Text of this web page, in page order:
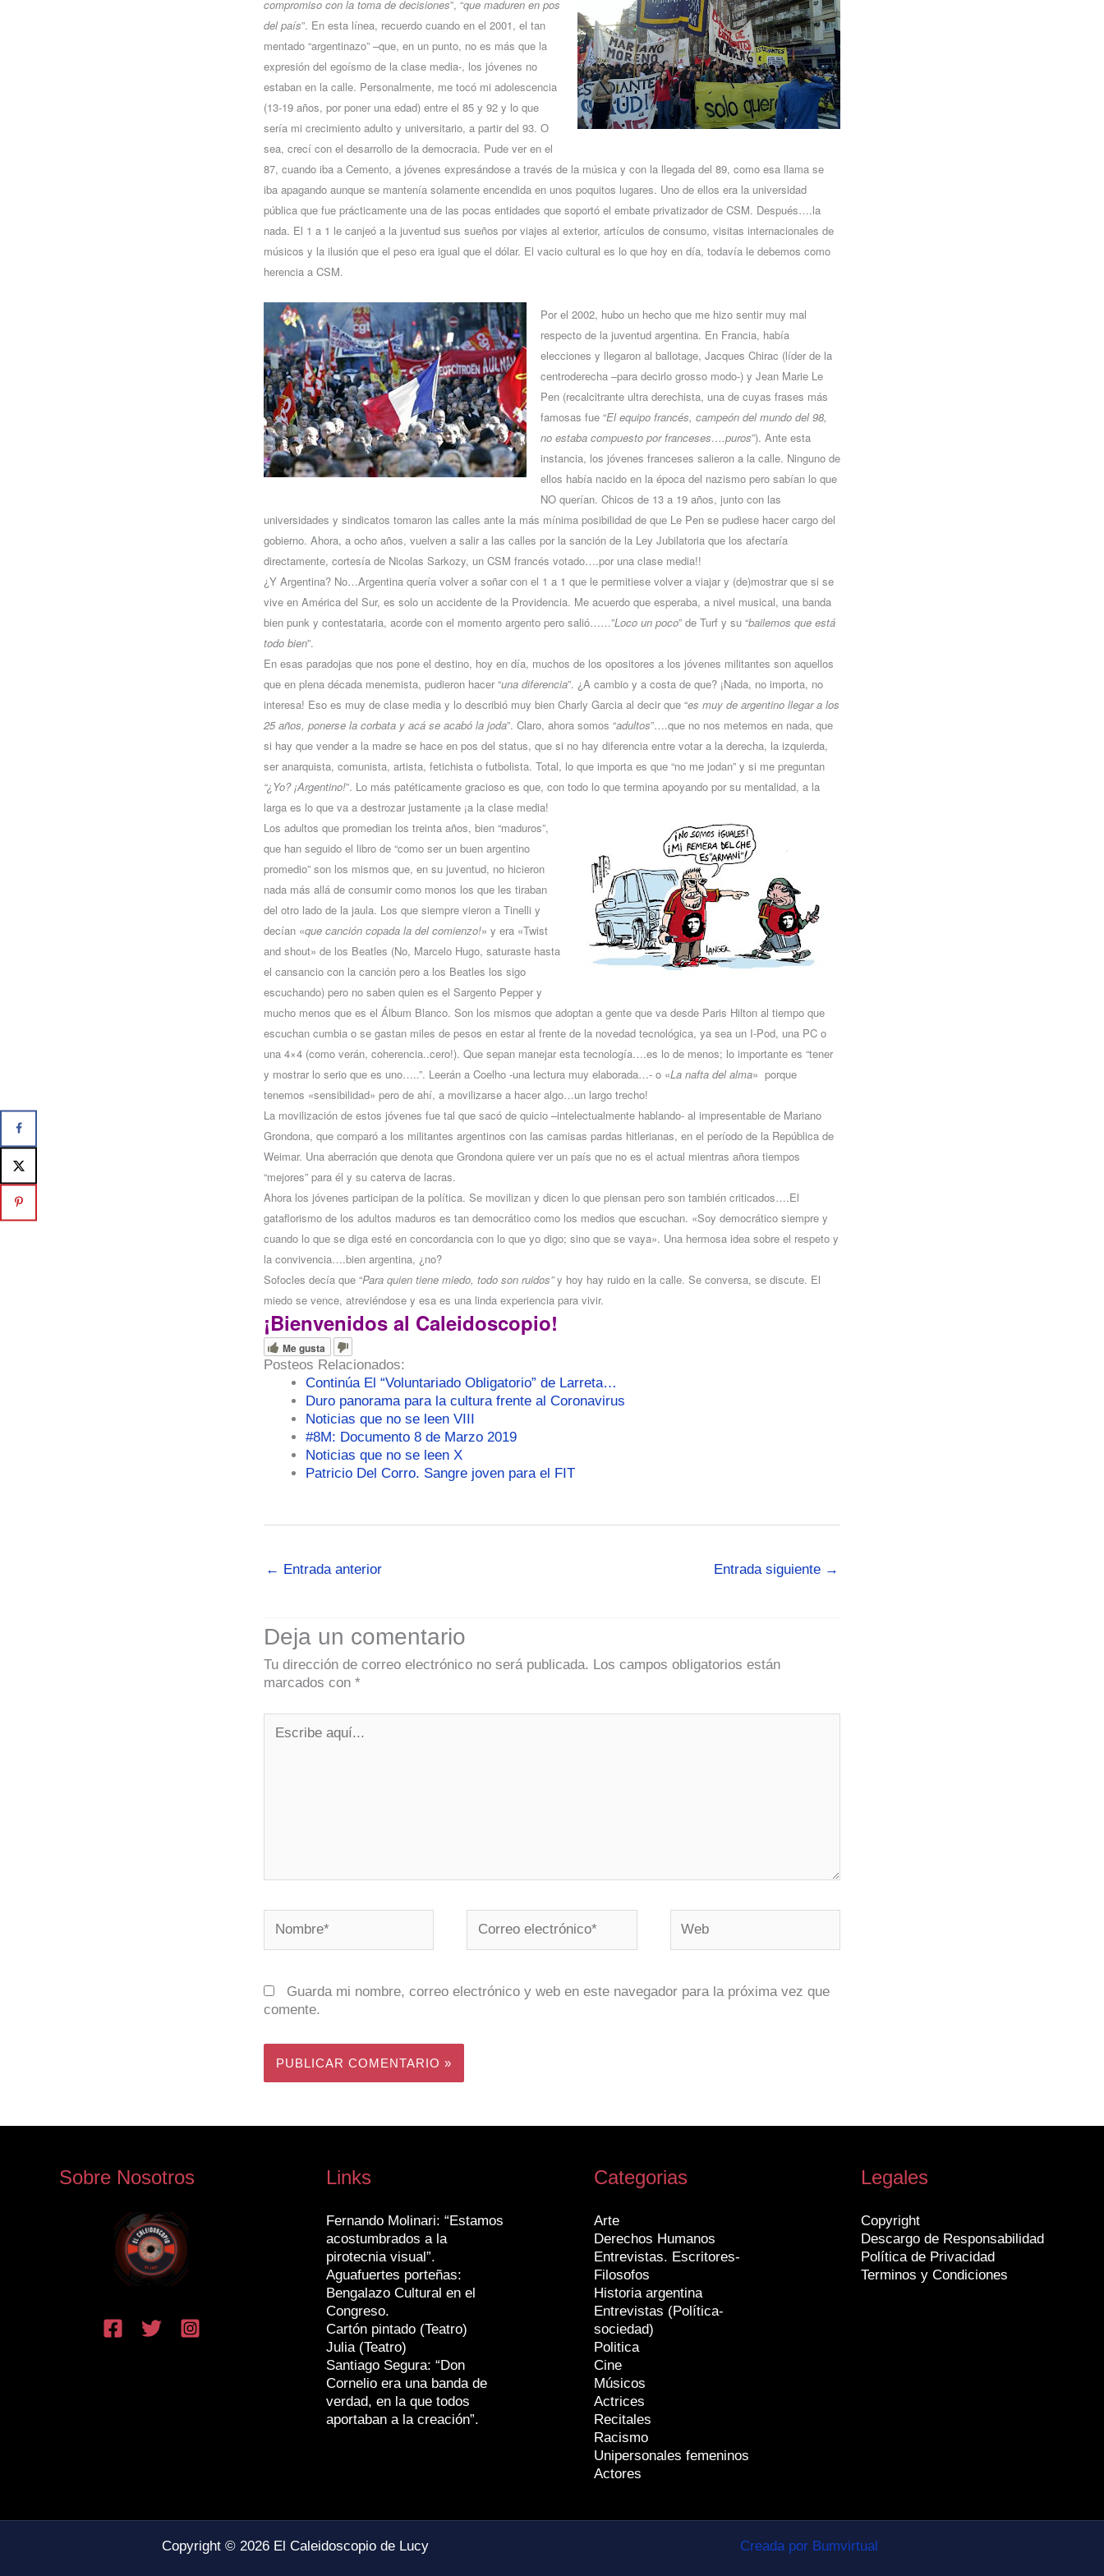
compromiso con la toma de decisiones”, “que maduren en pos
del país”. En esta línea, recuerdo cuando en el 2001, el tan
mentado “argentinazo” –que, en un punto, no es más que la
expresión del egoísmo de la clase media-, los jóvenes no
estaban en la calle. Personalmente, me tocó mi adolescencia
(13-19 años, por poner una edad) entre el 85 y 92 y lo que
sería mi crecimiento adulto y universitario, a partir del 93. O
sea, crecí con el desarrollo de la democracia. Pude ver en el
87, cuando iba a Cemento, a jóvenes expresándose a través de la música y con la llegada del 89, como esa llama se
iba apagando aunque se mantenía solamente encendida en unos poquitos lugares. Uno de ellos era la universidad
pública que fue prácticamente una de las pocas entidades que soportó el embate privatizador de CSM. Después….la
nada. El 1 a 1 le canjeó a la juventud sus sueños por viajes al exterior, artículos de consumo, visitas internacionales de
músicos y la ilusión que el peso era igual que el dólar. El vacio cultural es lo que hoy en día, todavía le debemos como
herencia a CSM.
Por el 2002, hubo un hecho que me hizo sentir muy mal
respecto de la juventud argentina. En Francia, había
elecciones y llegaron al ballotage, Jacques Chirac (líder de la
centroderecha –para decirlo grosso modo-) y Jean Marie Le
Pen (recalcitrante ultra derechista, una de cuyas frases más
famosas fue “El equipo francés, campeón del mundo del 98,
no estaba compuesto por franceses….puros”). Ante esta
instancia, los jóvenes franceses salieron a la calle. Ninguno de
ellos había nacido en la época del nazismo pero sabían lo que
NO querían. Chicos de 13 a 19 años, junto con las
universidades y sindicatos tomaron las calles ante la más mínima posibilidad de que Le Pen se pudiese hacer cargo del
gobierno. Ahora, a ocho años, vuelven a salir a las calles por la sanción de la Ley Jubilatoria que los afectaría
directamente, cortesía de Nicolas Sarkozy, un CSM francés votado….por una clase media!!
¿Y Argentina? No…Argentina quería volver a soñar con el 1 a 1 que le permitiese volver a viajar y (de)mostrar que si se
vive en América del Sur, es solo un accidente de la Providencia. Me acuerdo que esperaba, a nivel musical, una banda
bien punk y contestataria, acorde con el momento argento pero salió……”Loco un poco” de Turf y su “bailemos que está
todo bien”.
En esas paradojas que nos pone el destino, hoy en día, muchos de los opositores a los jóvenes militantes son aquellos
que en plena década menemista, pudieron hacer “una diferencia”. ¿A cambio y a costa de que? ¡Nada, no importa, no
interesa! Eso es muy de clase media y lo describió muy bien Charly Garcia al decir que “es muy de argentino llegar a los
25 años, ponerse la corbata y acá se acabó la joda”. Claro, ahora somos “adultos”….que no nos metemos en nada, que
si hay que vender a la madre se hace en pos del status, que si no hay diferencia entre votar a la derecha, la izquierda,
ser anarquista, comunista, artista, fetichista o futbolista. Total, lo que importa es que “no me jodan” y si me preguntan
“¿Yo? ¡Argentino!”. Lo más patéticamente gracioso es que, con todo lo que termina apoyando por su mentalidad, a la
larga es lo que va a destrozar justamente ¡a la clase media!
Los adultos que promedian los treinta años, bien “maduros”,
que han seguido el libro de “como ser un buen argentino
promedio” son los mismos que, en su juventud, no hicieron
nada más allá de consumir como monos los que les tiraban
del otro lado de la jaula. Los que siempre vieron a Tinelli y
decían «que canción copada la del comienzo!» y era «Twist
and shout» de los Beatles (No, Marcelo Hugo, saturaste hasta
el cansancio con la canción pero a los Beatles los sigo
escuchando) pero no saben quien es el Sargento Pepper y
mucho menos que es el Álbum Blanco. Son los mismos que adoptan a gente que va desde Paris Hilton al tiempo que
escuchan cumbia o se gastan miles de pesos en estar al frente de la novedad tecnológica, ya sea un I-Pod, una PC o
una 4×4 (como verán, coherencia..cero!). Que sepan manejar esta tecnología….es lo de menos; lo importante es “tener
y mostrar lo serio que es uno…..”. Leerán a Coelho -una lectura muy elaborada…- o «La nafta del alma» porque
tenemos «sensibilidad» pero de ahí, a movilizarse a hacer algo…un largo trecho!
La movilización de estos jóvenes fue tal que sacó de quicio –intelectualmente hablando- al impresentable de Mariano
Grondona, que comparó a los militantes argentinos con las camisas pardas hitlerianas, en el período de la República de
Weimar. Una aberración que denota que Grondona quiere ver un país que no es el actual mientras añora tiempos
“mejores” para él y su caterva de lacras.
Ahora los jóvenes participan de la política. Se movilizan y dicen lo que piensan pero son también criticados….El
gataflorismo de los adultos maduros es tan democrático como los medios que escuchan. «Soy democrático siempre y
cuando lo que se diga esté en concordancia con lo que yo digo; sino que se vaya». Una hermosa idea sobre el respeto y
la convivencia….bien argentina, ¿no?
Sofocles decía que “Para quien tiene miedo, todo son ruidos”y hoy hay ruido en la calle. Se conversa, se discute. El
miedo se vence, atreviéndose y esa es una linda experiencia para vivir.
¡Bienvenidos al Caleidoscopio!
Me gusta
Posteos Relacionados:
Continúa El “Voluntariado Obligatorio” de Larreta…
Duro panorama para la cultura frente al Coronavirus
Noticias que no se leen VIII
#8M: Documento 8 de Marzo 2019
Noticias que no se leen X
Patricio Del Corro. Sangre joven para el FIT
← Entrada anterior Entrada siguiente →
Deja un comentario
Tu dirección de correo electrónico no será publicada. Los campos obligatorios están
marcados con *
aquí...
electrónico*
Guarda mi nombre, correo electrónico y web en este navegador para la próxima vez que
comente.
Sobre Nosotros Links
Fernando Molinari: “Estamos
acostumbrados a la
pirotecnia visual”.
Aguafuertes porteñas:
Bengalazo Cultural en el
Congreso.
Cartón pintado (Teatro)
Julia (Teatro)
Santiago Segura: “Don
Cornelio era una banda de
verdad, en la que todos
aportaban a la creación”.
Categorias
Arte
Derechos Humanos
Entrevistas. Escritores-
Filosofos
Historia argentina
Entrevistas (Política-
sociedad)
Politica
Cine
Músicos
Actrices
Recitales
Racismo
Unipersonales femeninos
Actores
Legales
Copyright
Descargo de Responsabilidad
Política de Privacidad
Terminos y Condiciones
Copyright © 2026 El Caleidoscopio de Lucy Creada por Bumvirtual